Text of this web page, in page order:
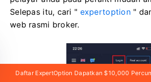
Selepas itu, cari " expertoption"
web rasmi broker.
Daftar ExpertOption Dapatkan $10,000